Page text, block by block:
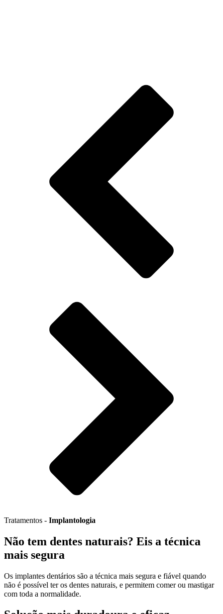
Tratamentos - Implantologia
Não tem dentes naturais? Eis a técnica
mais segura
Os implantes dentários são a técnica mais segura e fiável quando
não é possível ter os dentes naturais, e permitem comer ou mastigar
com toda a normalidade.